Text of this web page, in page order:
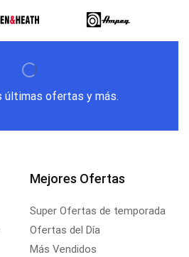
últimas ofertas y más.
Mejores Ofertas
Super Ofertas de temporada
Ofertas del Día
Más Vendidos